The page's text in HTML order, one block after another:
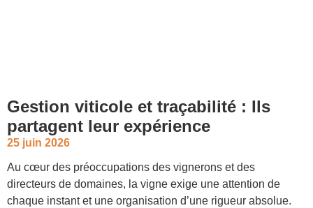
Gestion viticole et traçabilité : Ils
partagent leur expérience
25 juin 2026
Au cœur des préoccupations des vignerons et des
directeurs de domaines, la vigne exige une attention de
chaque instant et une organisation d’une rigueur absolue.